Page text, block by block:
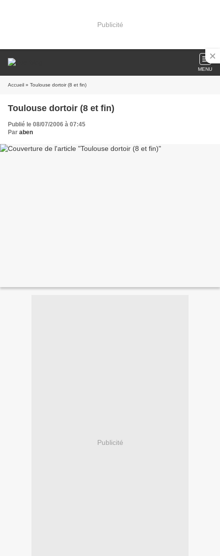
Publicité
MENU
Accueil » Toulouse dortoir (8 et fin)
Toulouse dortoir (8 et fin)
Publié le 08/07/2006 à 07:45
Par aben
Publicité